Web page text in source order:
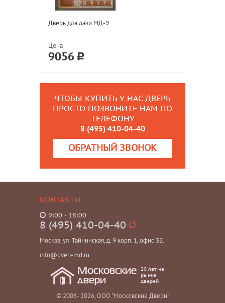
Дверь для дачи МД-9
Цена
9056
ЧТОБЫ КУПИТЬ У НАС ДВЕРЬ
ПРОСТО ПОЗВОНИТЕ НАМ ПО
ТЕЛЕФОНУ
8 (495) 410-04-40
ОБРАТНЫЙ ЗВОНОК
КОНТАКТЫ
9:00 - 18:00
8 (495) 410-04-40
Москва, ул. Тайнинская, д. 9 корп. 1, офис 32.
info@dveri-md.ru
Московские
двери
20 лет на
рынке
дверей
© 2006- 2026, ООО "Московские Двери"